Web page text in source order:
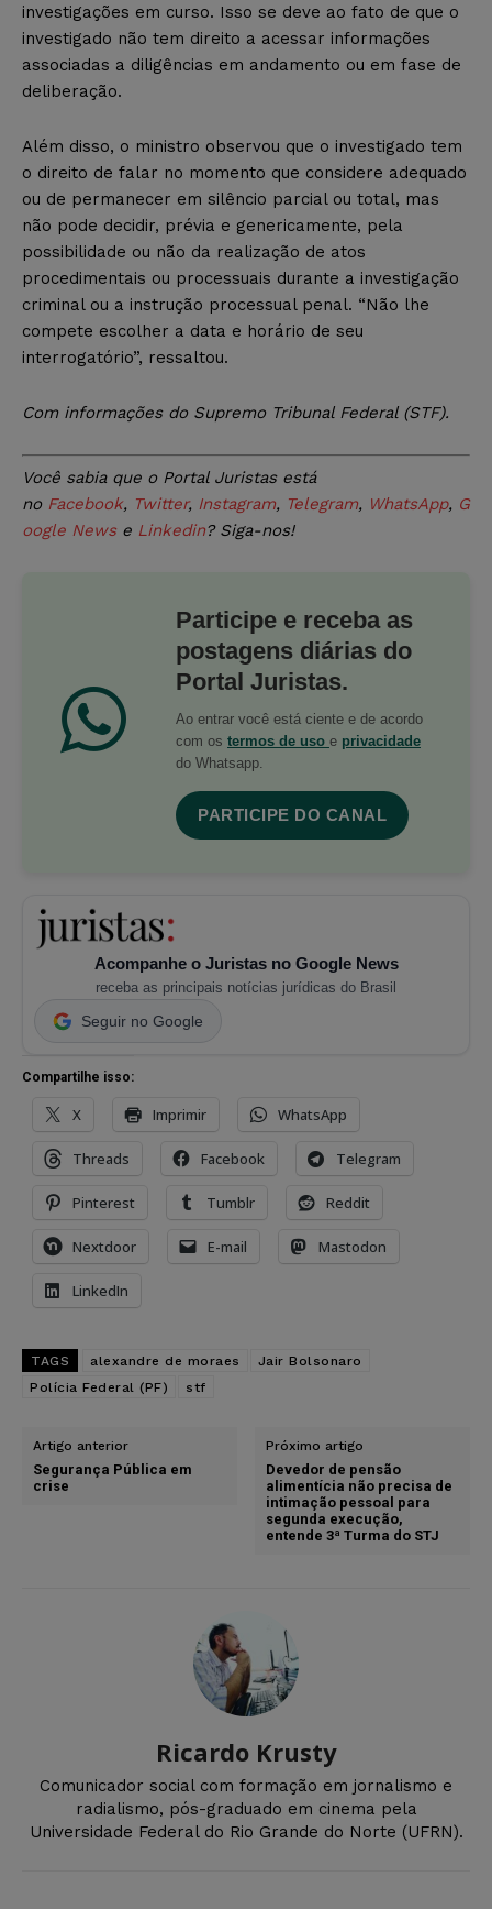
investigações em curso. Isso se deve ao fato de que o
investigado não tem direito a acessar informações
associadas a diligências em andamento ou em fase de
deliberação.
Além disso, o ministro observou que o investigado tem
o direito de falar no momento que considere adequado
ou de permanecer em silêncio parcial ou total, mas
não pode decidir, prévia e genericamente, pela
possibilidade ou não da realização de atos
procedimentais ou processuais durante a investigação
criminal ou a instrução processual penal. “Não lhe
compete escolher a data e horário de seu
interrogatório”, ressaltou.
Com informações do Supremo Tribunal Federal (STF).
Você sabia que o Portal Juristas está
no Facebook, Twitter, Instagram, Telegram, WhatsApp, G
oogle Newse Linkedin? Siga-nos!
Participe e receba as
postagens diárias do
Portal Juristas.
Ao entrar você está ciente e de acordo
com os termos de uso e privacidade
do Whatsapp.
PARTICIPE DO CANAL
Acompanhe o Juristas no Google News
receba as principais notícias jurídicas do Brasil
Seguir no Google
Compartilhe isso:
X Imprimir WhatsApp
Threads Facebook Telegram
Pinterest Tumblr Reddit
Nextdoor E-mail Mastodon
LinkedIn
TAGS alexandre de moraes
Jair Bolsonaro
Polícia Federal (PF)
stf
Artigo anterior
Segurança Pública em
crise
Próximo artigo
Devedor de pensão
alimentícia não precisa de
intimação pessoal para
segunda execução,
entende 3ª Turma do STJ
Ricardo Krusty
Comunicador social com formação em jornalismo e
radialismo, pós-graduado em cinema pela
Universidade Federal do Rio Grande do Norte (UFRN).